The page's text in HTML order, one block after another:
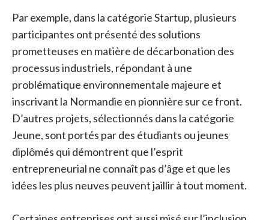
Par exemple, dans la catégorie Startup, plusieurs
participantes ont présenté des solutions
prometteuses en matière de décarbonation des
processus industriels, répondant à une
problématique environnementale majeure et
inscrivant la Normandie en pionnière sur ce front.
D’autres projets, sélectionnés dans la catégorie
Jeune, sont portés par des étudiants ou jeunes
diplômés qui démontrent que l’esprit
entrepreneurial ne connaît pas d’âge et que les
idées les plus neuves peuvent jaillir à tout moment.